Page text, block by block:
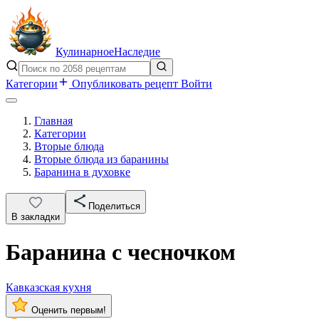
КулинарноеНаследие
Категории Опубликовать рецепт Войти
Главная
Категории
Вторые блюда
Вторые блюда из баранины
Баранина в духовке
В закладки
Поделиться
Баранина с чесночком
Кавказская кухня
Оценить первым!